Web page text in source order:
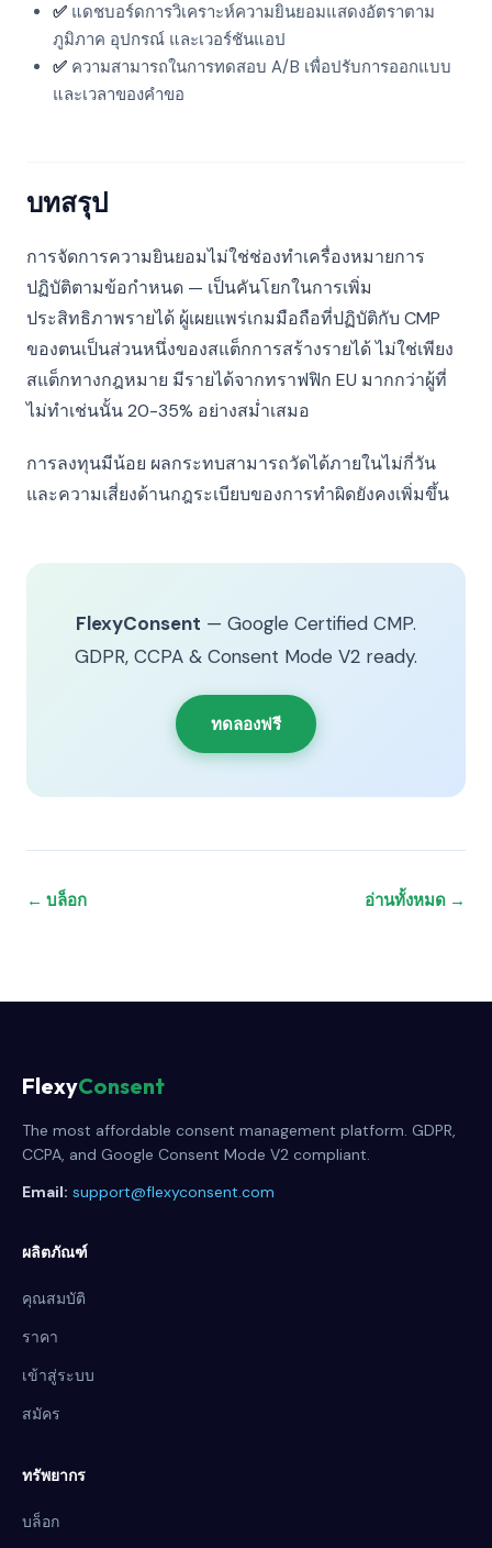
✅ แดชบอร์ดการวิเคราะห์ความยินยอมแสดงอัตราตาม
ภูมิภาค อุปกรณ์ และเวอร์ชันแอป
✅ ความสามารถในการทดสอบ A/B เพื่อปรับการออกแบบ
และเวลาของคำขอ
บทสรุป
การจัดการความยินยอมไม่ใช่ช่องทำเครื่องหมายการ
ปฏิบัติตามข้อกำหนด — เป็นคันโยกในการเพิ่ม
ประสิทธิภาพรายได้ ผู้เผยแพร่เกมมือถือที่ปฏิบัติกับ CMP
ของตนเป็นส่วนหนึ่งของสแต็กการสร้างรายได้ ไม่ใช่เพียง
สแต็กทางกฎหมาย มีรายได้จากทราฟฟิก EU มากกว่าผู้ที่
ไม่ทำเช่นนั้น 20-35% อย่างสม่ำเสมอ
การลงทุนมีน้อย ผลกระทบสามารถวัดได้ภายในไม่กี่วัน
และความเสี่ยงด้านกฎระเบียบของการทำผิดยังคงเพิ่มขึ้น
FlexyConsent — Google Certified CMP.
GDPR, CCPA & Consent Mode V2 ready.
ทดลองฟรี
← บล็อก อ่านทั้งหมด →
FlexyConsent
The most affordable consent management platform. GDPR,
CCPA, and Google Consent Mode V2 compliant.
Email: support@flexyconsent.com
ผลิตภัณฑ์
คุณสมบัติ
ราคา
เข้าสู่ระบบ
สมัคร
ทรัพยากร
บล็อก